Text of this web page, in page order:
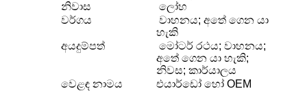
නිවාස
ලෝහ
වර්ගය
වාහනය; අතේ ගෙන යා
හැකි
අයදුම්පත්
මෝටර් රථය; වාහනය;
අතේ ගෙන යා හැකි;
නිවස; කාර්යාලය
වෙළඳ නාමය
එයාර්ඩෝ හෝ OEM